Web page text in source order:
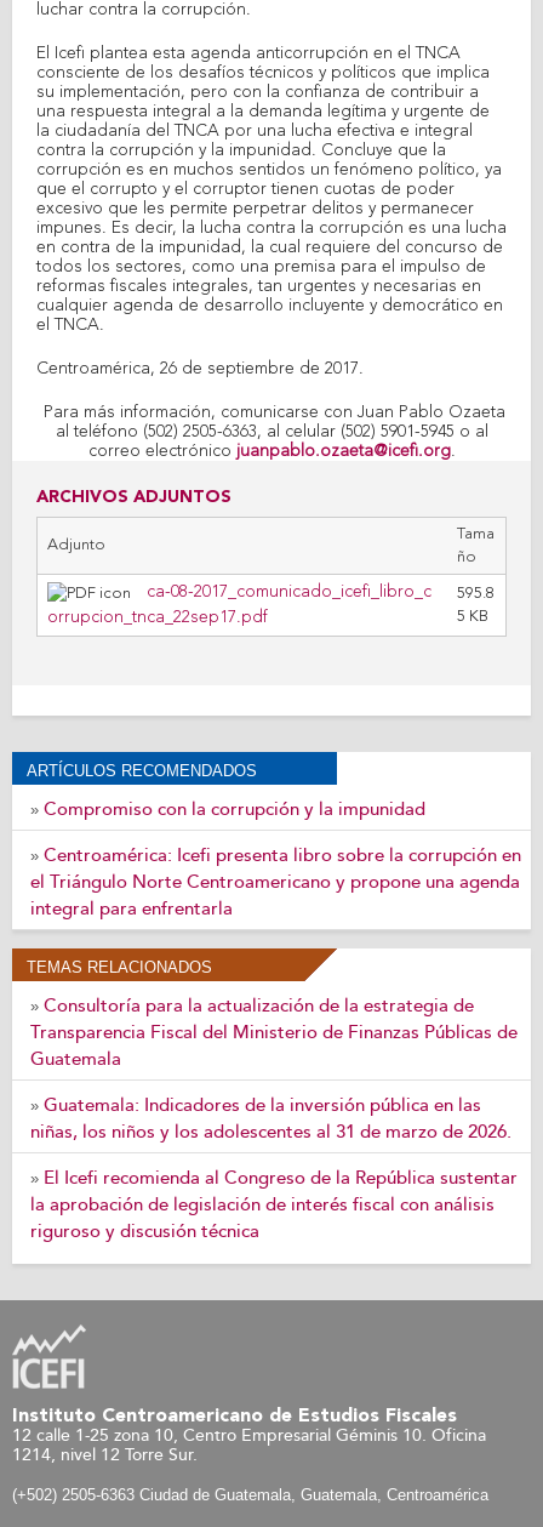
luchar contra la corrupción.
El Icefi plantea esta agenda anticorrupción en el TNCA
consciente de los desafíos técnicos y políticos que implica
su implementación, pero con la confianza de contribuir a
una respuesta integral a la demanda legítima y urgente de
la ciudadanía del TNCA por una lucha efectiva e integral
contra la corrupción y la impunidad. Concluye que la
corrupción es en muchos sentidos un fenómeno político, ya
que el corrupto y el corruptor tienen cuotas de poder
excesivo que les permite perpetrar delitos y permanecer
impunes. Es decir, la lucha contra la corrupción es una lucha
en contra de la impunidad, la cual requiere del concurso de
todos los sectores, como una premisa para el impulso de
reformas fiscales integrales, tan urgentes y necesarias en
cualquier agenda de desarrollo incluyente y democrático en
el TNCA.
Centroamérica, 26 de septiembre de 2017.
Para más información, comunicarse con Juan Pablo Ozaeta
al teléfono (502) 2505-6363, al celular (502) 5901-5945 o al
correo electrónico juanpablo.ozaeta@icefi.org.
ARCHIVOS ADJUNTOS
Adjunto
Tama
ño
ca-08-2017_comunicado_icefi_libro_c
orrupcion_tnca_22sep17.pdf
595.8
5 KB
ARTÍCULOS RECOMENDADOS
» Compromiso con la corrupción y la impunidad
» Centroamérica: Icefi presenta libro sobre la corrupción en
el Triángulo Norte Centroamericano y propone una agenda
integral para enfrentarla
TEMAS RELACIONADOS
» Consultoría para la actualización de la estrategia de
Transparencia Fiscal del Ministerio de Finanzas Públicas de
Guatemala
» Guatemala: Indicadores de la inversión pública en las
niñas, los niños y los adolescentes al 31 de marzo de 2026.
» El Icefi recomienda al Congreso de la República sustentar
la aprobación de legislación de interés fiscal con análisis
riguroso y discusión técnica
Instituto Centroamericano de Estudios Fiscales
12 calle 1-25 zona 10, Centro Empresarial Géminis 10. Oficina
1214, nivel 12 Torre Sur.
(+502) 2505-6363 Ciudad de Guatemala, Guatemala, Centroamérica